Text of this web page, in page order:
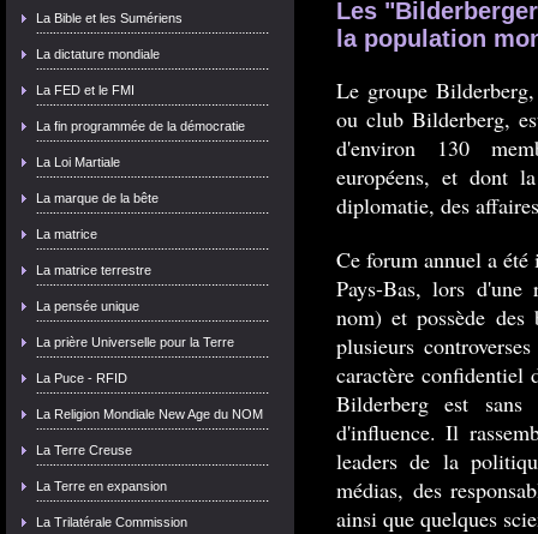
La Bible et les Sumériens
La dictature mondiale
La FED et le FMI
La fin programmée de la démocratie
La Loi Martiale
La marque de la bête
La matrice
La matrice terrestre
La pensée unique
La prière Universelle pour la Terre
La Puce - RFID
La Religion Mondiale New Age du NOM
La Terre Creuse
La Terre en expansion
La Trilatérale Commission
Les
la population
Le groupe
ou club Bilderberg,
d'environ 130
européens, et dont
diplomatie, des
Ce forum annuel a
Pays-Bas, lors
nom) et possède
plusieurs
caractère confidentiel
Bilderberg est
d'influence. Il
leaders de la
médias, des
ainsi que quelques